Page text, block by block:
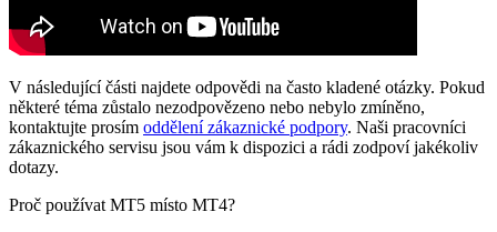
V následující části najdete odpovědi na často kladené otázky. Pokud
některé téma zůstalo nezodpovězeno nebo nebylo zmíněno,
kontaktujte prosím oddělení zákaznické podpory. Naši pracovníci
zákaznického servisu jsou vám k dispozici a rádi zodpoví jakékoliv
dotazy.
Proč používat MT5 místo MT4?